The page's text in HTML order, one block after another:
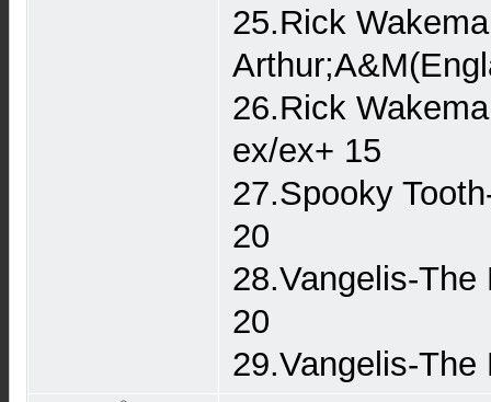
25.Rick
26.Rick
ex/ex+ 15
27.Spooky
20
28.Vangelis-
20
29.Vangelis-